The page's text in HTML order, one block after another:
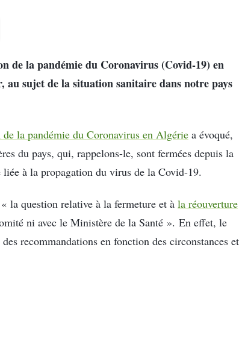
de la pandémie du Coronavirus (Covid-19) en
au sujet de la situation sanitaire dans notre pays
la pandémie du Coronavirus en Algérie a évoqué,
du pays, qui, rappelons-le, sont fermées depuis la
à la propagation du virus de la Covid-19.
la question relative à la fermeture et à la réouverture
ni avec le Ministère de la Santé ». En effet, le
recommandations en fonction des circonstances et